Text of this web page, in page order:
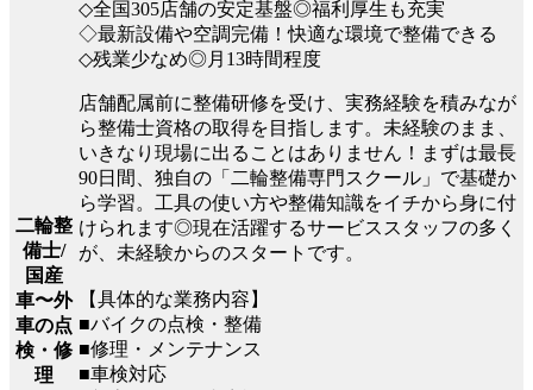
二輪整
備士/
国産
車〜外
車の点
検・修
理
◇全国305店舗の安定基盤◎福利厚生も充実
◇最新設備や空調完備！快適な環境で整備できる
◇残業少なめ◎月13時間程度
店舗配属前に整備研修を受け、実務経験を積みなが
ら整備士資格の取得を目指します。未経験のまま、
いきなり現場に出ることはありません！まずは最長
90日間、独自の「二輪整備専門スクール」で基礎か
ら学習。工具の使い方や整備知識をイチから身に付
けられます◎現在活躍するサービススタッフの多く
が、未経験からのスタートです。
【具体的な業務内容】
■バイクの点検・整備
■修理・メンテナンス
■車検対応